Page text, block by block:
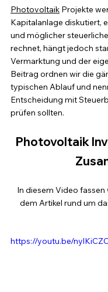
Photovoltaik Projekte
Kapitalanlage diskutiert,
und möglicher
rechnet, hängt jedoch
Vermarktung und der
Beitrag ordnen wir die
typischen Ablauf und
Entscheidung mit
prüfen sollten.
Photovoltaik
In diesem Video
dem Artikel rund um
https://youtu.be/